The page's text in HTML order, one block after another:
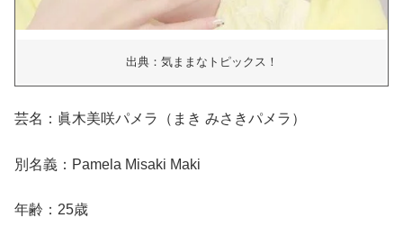
出典：気ままなトピックス！
芸名：眞木美咲パメラ（まき みさきパメラ）
別名義：Pamela Misaki Maki
年齢：25歳